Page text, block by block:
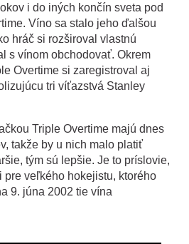
i do iných končín sveta pod
Víno sa stalo jeho ďalšou
hráč si rozširoval vlastnú
s vínom obchodovať. Okrem
Overtime si zaregistroval aj
tri víťazstvá Stanley
Triple Overtime majú dnes
takže by u nich malo platiť
tým sú lepšie. Je to príslovie,
pre veľkého hokejistu, ktorého
9. júna 2002 tie vína